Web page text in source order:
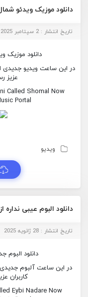
دانلود موزیک ویدئو
تاریخ انتشار : 2 سپتامبر 2025
دانلود موزیک
در این ساعت ویدیو جدیدی
عزیز
Called Shomal Now
Portal
ویدیو
دانلود البوم عیبی
تاریخ انتشار : 28 ژانویه 2025
دانلود البوم
در این ساعت آلبوم جدیدی
کاربران
Eybi Nadare Now